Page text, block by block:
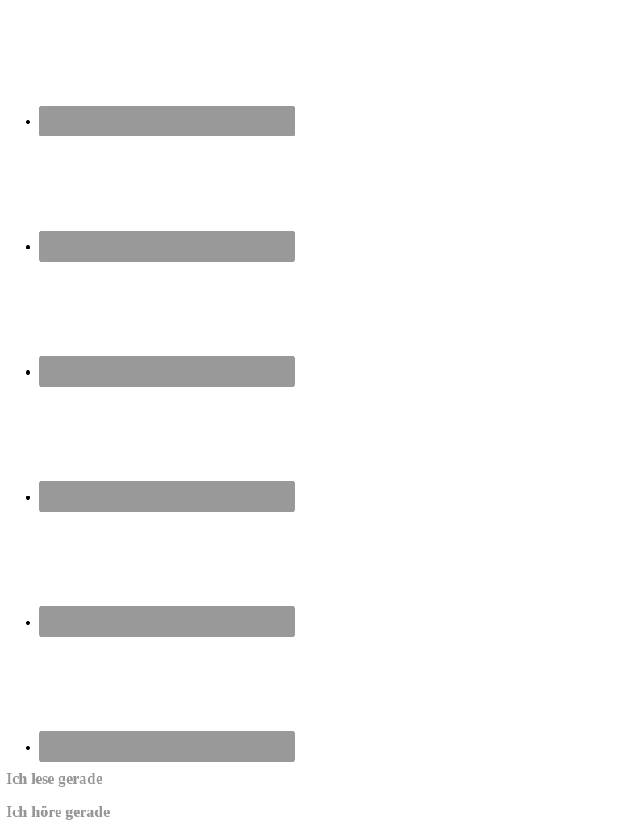
Ich lese gerade
Ich höre gerade